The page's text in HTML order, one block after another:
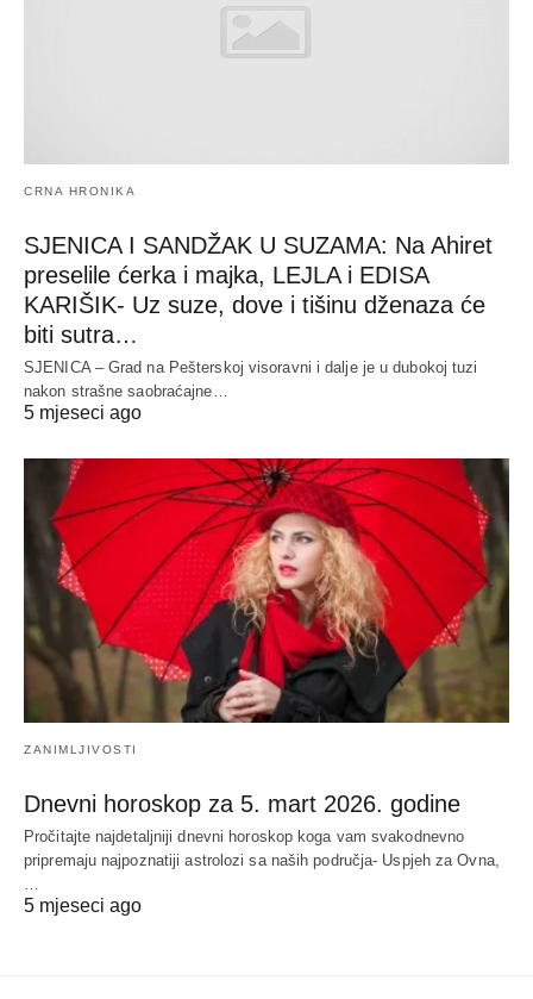
CRNA HRONIKA
SJENICA I SANDŽAK U SUZAMA: Na Ahiret
preselile ćerka i majka, LEJLA i EDISA
KARIŠIK- Uz suze, dove i tišinu dženaza će
biti sutra…
SJENICA – Grad na Pešterskoj visoravni i dalje je u dubokoj tuzi
nakon strašne saobraćajne…
5 mjeseci ago
ZANIMLJIVOSTI
Dnevni horoskop za 5. mart 2026. godine
Pročitajte najdetaljniji dnevni horoskop koga vam svakodnevno
pripremaju najpoznatiji astrolozi sa naših područja- Uspjeh za Ovna,
5 mjeseci ago